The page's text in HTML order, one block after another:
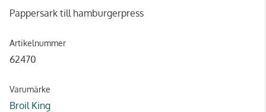
Pappersark till hamburgerpress
Artikelnummer
62470
Varumärke
Broil King